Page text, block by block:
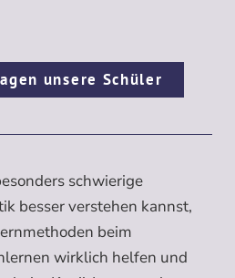
unsere Schüler
schwierige
besser verstehen kannst,
beim
wirklich helfen und